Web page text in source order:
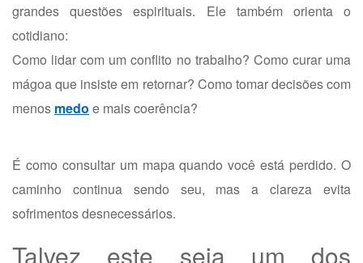
grandes questões espirituais. Ele também orienta o
cotidiano:
Como lidar com um conflito no trabalho? Como curar uma
mágoa que insiste em retornar? Como tomar decisões com
menos medo e mais coerência?
É como consultar um mapa quando você está perdido. O
caminho continua sendo seu, mas a clareza evita
sofrimentos desnecessários.
Talvez este seja um dos